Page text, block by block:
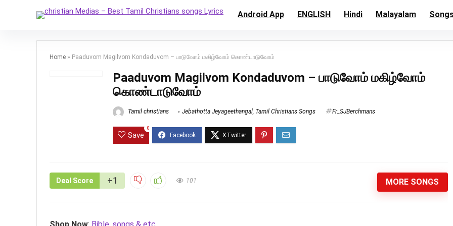
Android App ENGLISH Hindi Malayalam
Home » Paaduvom Magilvom Kondaduvom – பாடுவோம் மகிழ்வோம் கொண்டாடுவோம்
Paaduvom Magilvom Kondaduvom – பாடுவோம் மகிழ்வோம்
கொண்டாடுவோம்
Tamil christians Jebathotta Jeyageethangal, Tamil Christians Songs Fr_SJBerchmans
Save
0
Deal Score +1 101 MORE SONGS